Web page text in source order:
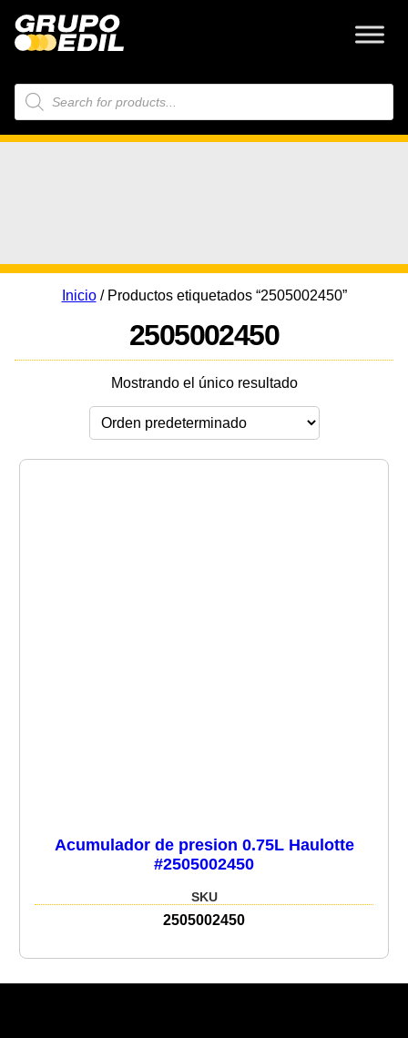
Búsqueda
de
productos
Inicio/ Productos etiquetados “2505002450”
2505002450
Mostrando el único resultado
Acumulador de presion 0.75L Haulotte
#2505002450
SKU
2505002450